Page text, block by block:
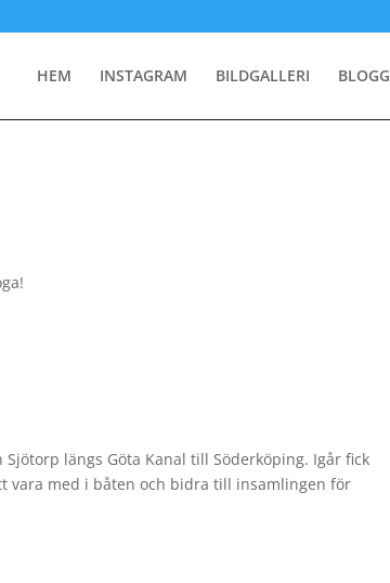
HEM INSTAGRAM BILDGALLERI BLOGG
längs Göta Kanal till Söderköping. Igår fick
vara med i båten och bidra till insamlingen för